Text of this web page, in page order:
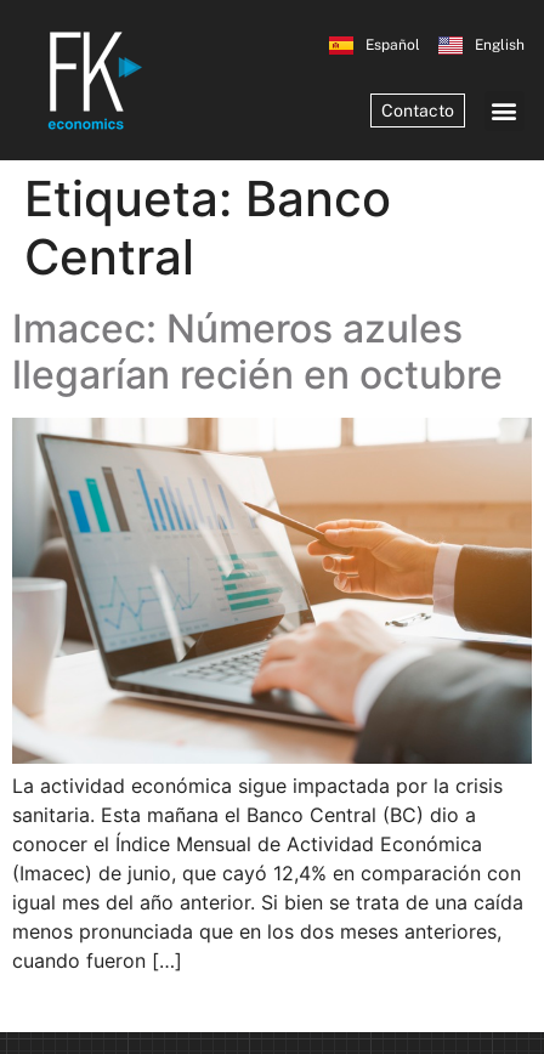
Español English
Contacto
Etiqueta: Banco
Central
Imacec: Números azules
llegarían recién en octubre
La actividad económica sigue impactada por la crisis
sanitaria. Esta mañana el Banco Central (BC) dio a
conocer el Índice Mensual de Actividad Económica
(Imacec) de junio, que cayó 12,4% en comparación con
igual mes del año anterior. Si bien se trata de una caída
menos pronunciada que en los dos meses anteriores,
cuando fueron […]